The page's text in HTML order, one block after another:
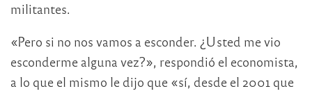
militantes.
«Pero si no nos vamos a esconder. ¿Usted me vio
esconderme alguna vez?», respondió el economista,
a lo que el mismo le dijo que «sí, desde el 2001 que